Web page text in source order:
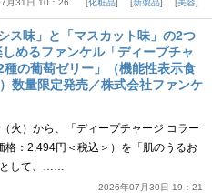
ス味」と「マスカット味」の2つ
めるファンケル「ディープチャ
種の葡萄ゼリー」（機能性表示食
数量限定発売／株式会社ファンケ
火）から、「ディープチャージ コラー
：2,494円＜税込＞）を「肌のうるお
して、……
2026年07月30日 19：21